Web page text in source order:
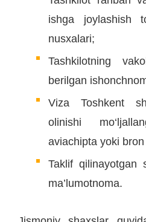
ishga joylashish
nusxalari;
Tashkilotning
berilgan
Viza Toshkent
olinishi
aviachipta yoki
Taklif qilinayotgan
ma’lumotnoma.